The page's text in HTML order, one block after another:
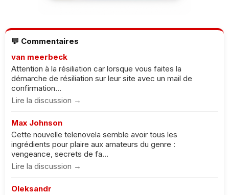
💬 Commentaires
van meerbeck
Attention à la résiliation car lorsque vous faites la
démarche de résiliation sur leur site avec un mail de
confirmation...
Lire la discussion →
Max Johnson
Cette nouvelle telenovela semble avoir tous les
ingrédients pour plaire aux amateurs du genre :
vengeance, secrets de fa...
Lire la discussion →
Oleksandr